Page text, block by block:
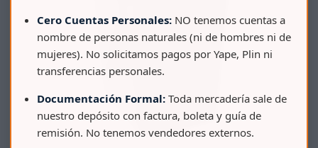
Cero Cuentas Personales: NO tenemos cuentas a
nombre de personas naturales (ni de hombres ni de
mujeres). No solicitamos pagos por Yape, Plin ni
transferencias personales.
Documentación Formal: Toda mercadería sale de
nuestro depósito con factura, boleta y guía de
remisión. No tenemos vendedores externos.